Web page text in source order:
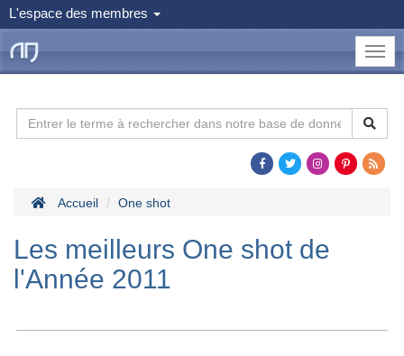
L'espace des membres
le
Dojo
Accueil One shot
Les meilleurs One shot de
l'Année 2011